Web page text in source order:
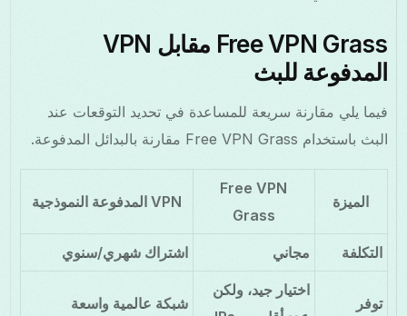
Free VPN Grass مقابل VPN
المدفوعة للبث
فيما يلي مقارنة سريعة للمساعدة في تحديد التوقعات عند
البث باستخدام Free VPN Grass مقارنة بالبدائل المدفوعة.
الميزة
Free VPN
Grass
VPN المدفوعة النموذجية
التكلفة مجاني اشتراك شهري/سنوي
توفر
اختيار جيد، ولكن
شبكة عالمية واسعة